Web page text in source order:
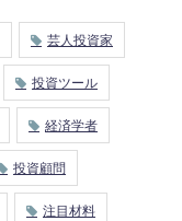
芸人投資家
投資ツール
経済学者
投資顧問
注目材料